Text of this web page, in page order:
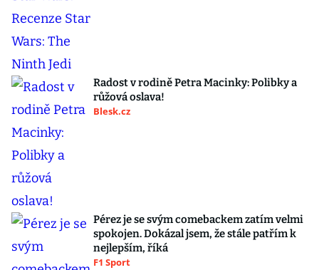
Radost v rodině Petra Macinky: Polibky a
růžová oslava!
Blesk.cz
Pérez je se svým comebackem zatím velmi
spokojen. Dokázal jsem, že stále patřím k
nejlepším, říká
F1 Sport